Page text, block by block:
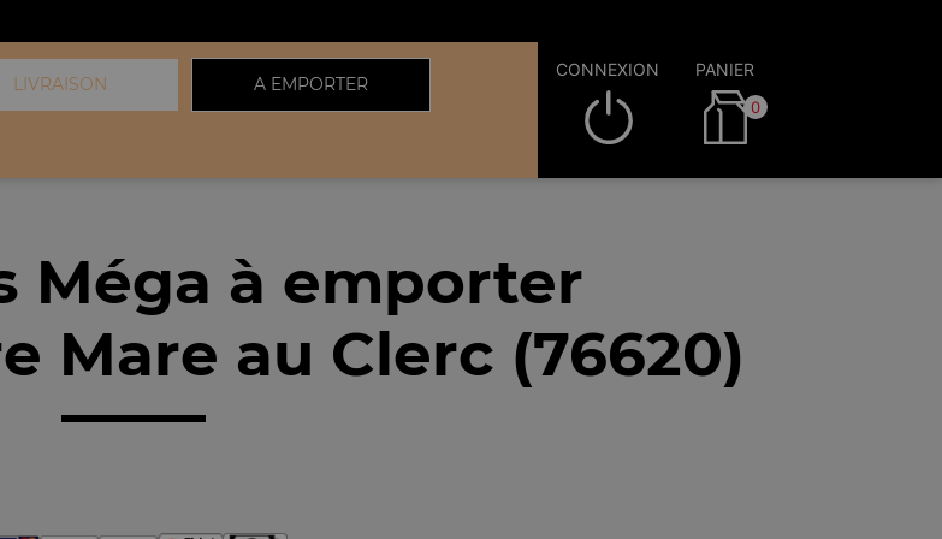
LIVRAISON A EMPORTER
CONNEXION PANIER
0
Méga à emporter
Mare au Clerc (76620)